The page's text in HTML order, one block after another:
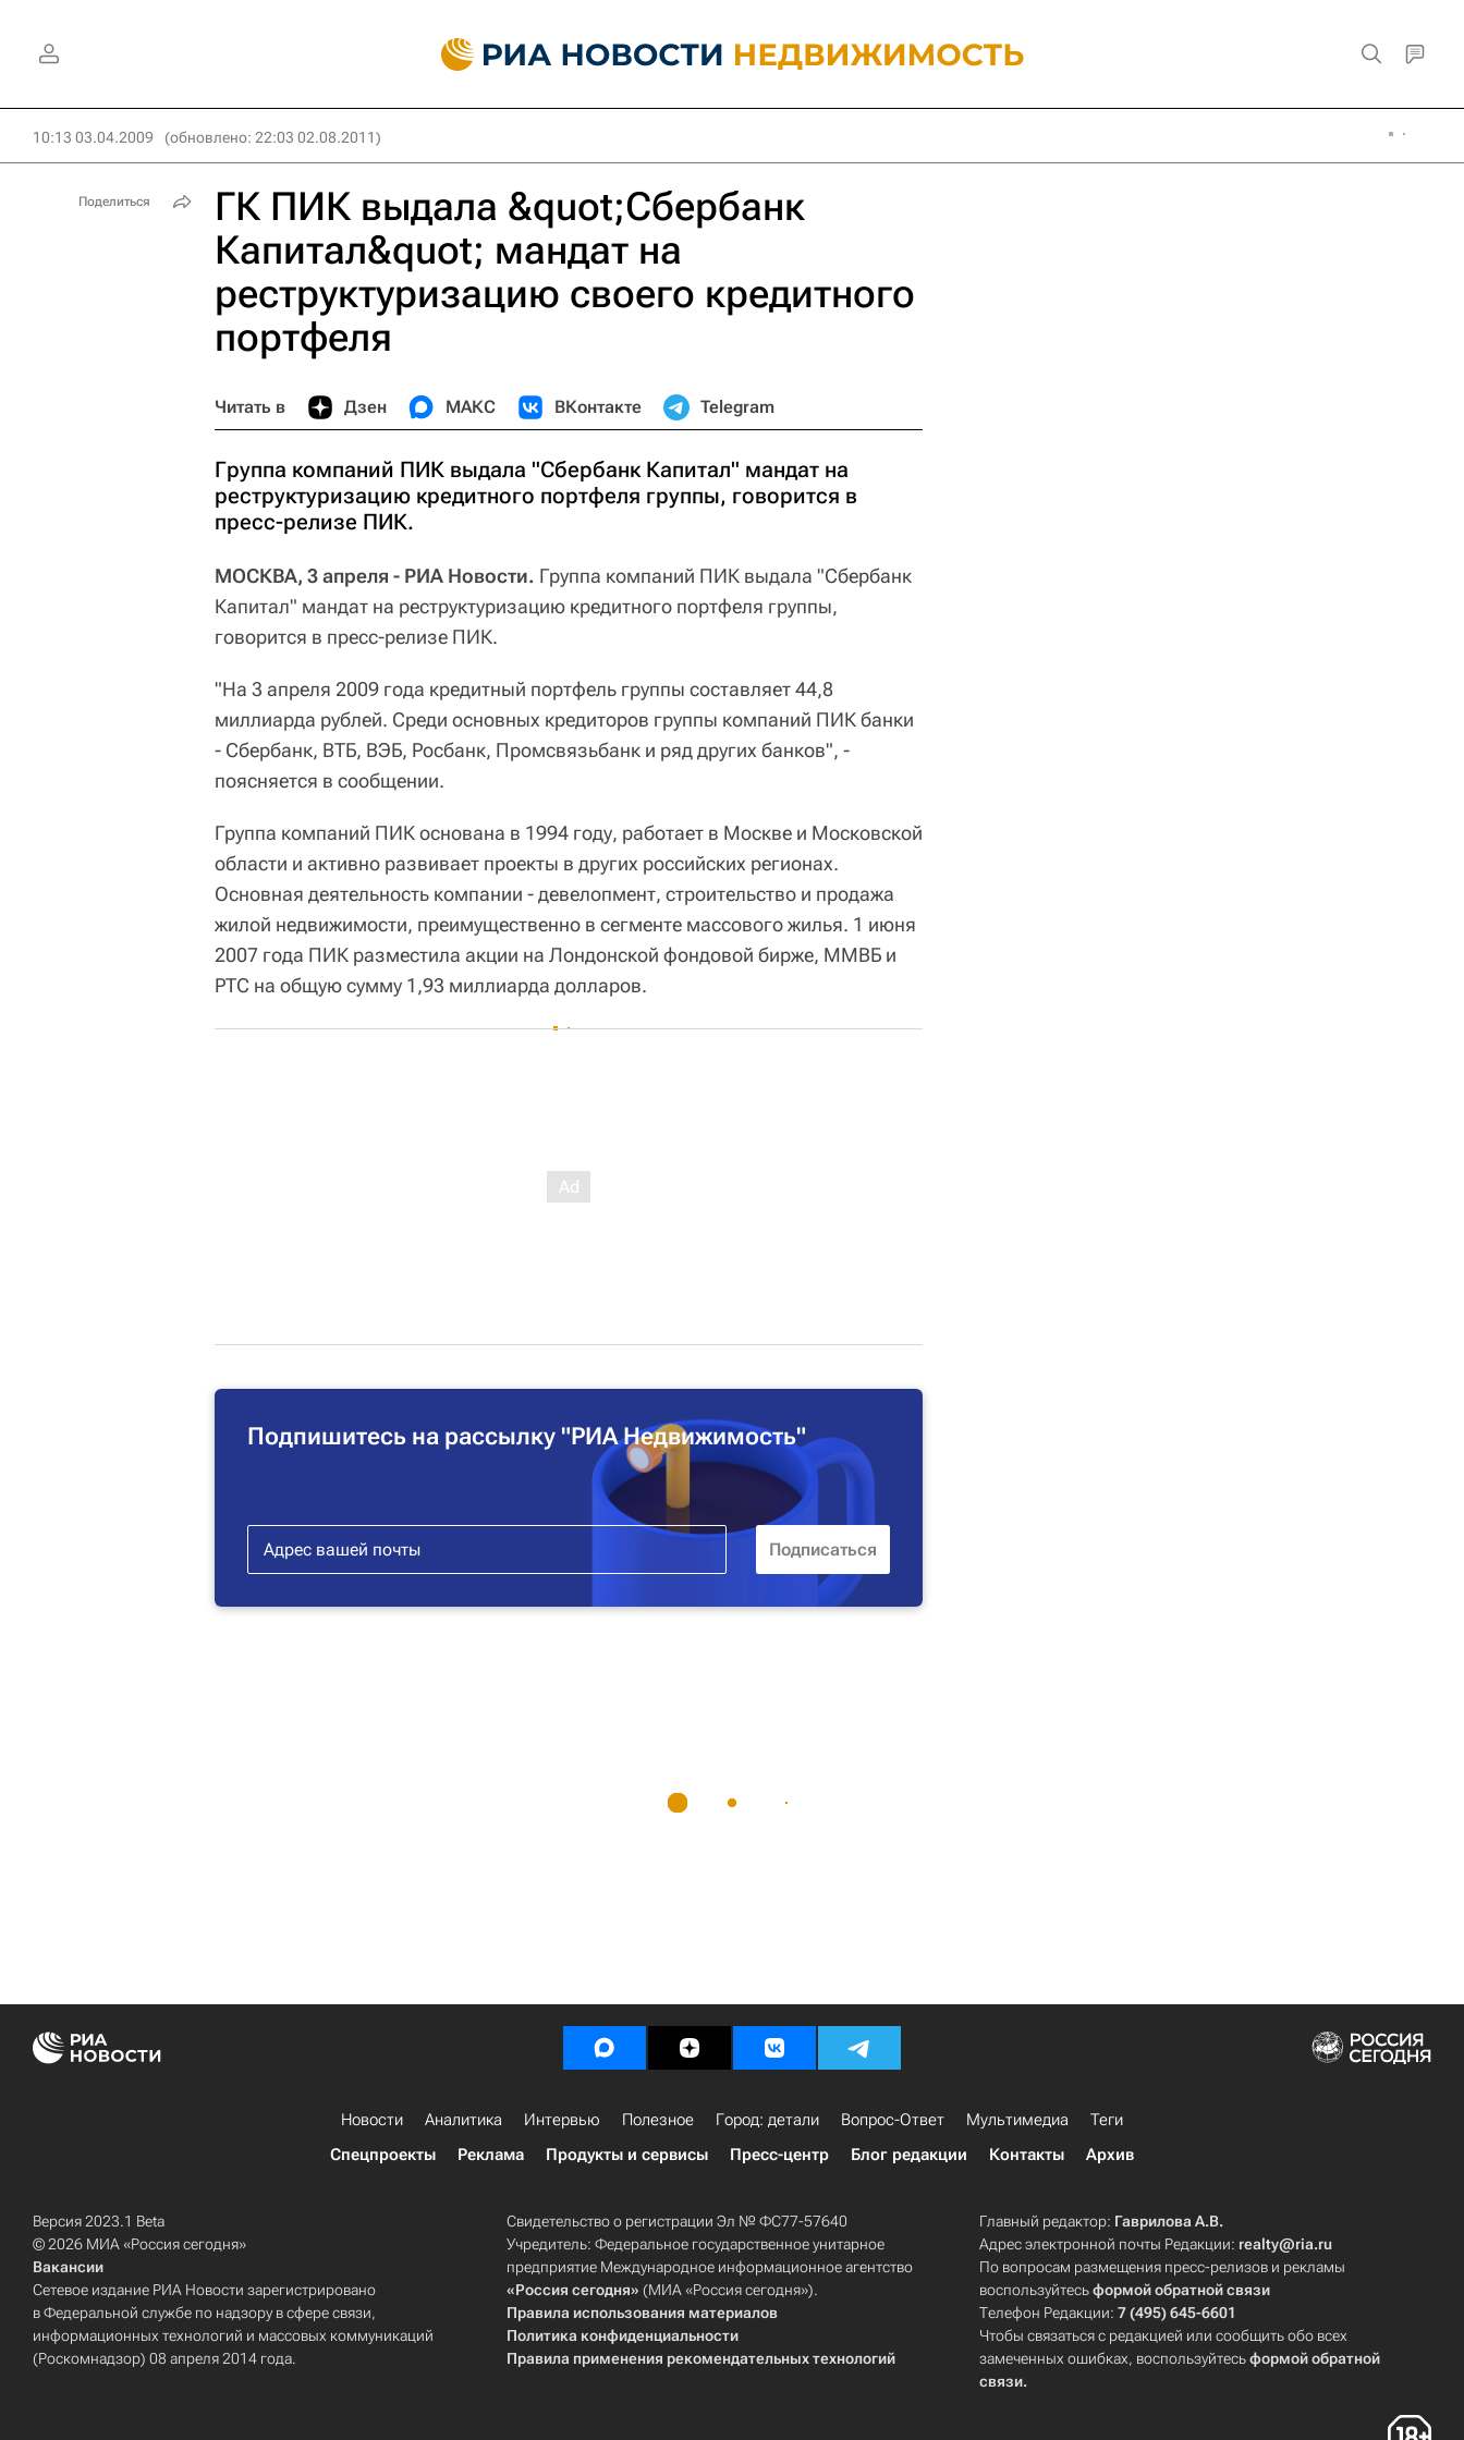
10:13 03.04.2009 (обновлено: 22:03 02.08.2011)
ГК ПИК выдала &quot;Сбербанк
Капитал&quot; мандат на
реструктуризацию своего кредитного
портфеля
Читать в Дзен МАКС ВКонтакте Telegram
Группа компаний ПИК выдала "Сбербанк Капитал" мандат на
реструктуризацию кредитного портфеля группы, говорится в
пресс-релизе ПИК.
МОСКВА, 3 апреля - РИА Новости. Группа компаний ПИК выдала "Сбербанк
Капитал" мандат на реструктуризацию кредитного портфеля группы,
говорится в пресс-релизе ПИК.
"На 3 апреля 2009 года кредитный портфель группы составляет 44,8
миллиарда рублей. Среди основных кредиторов группы компаний ПИК банки
- Сбербанк, ВТБ, ВЭБ, Росбанк, Промсвязьбанк и ряд других банков", -
поясняется в сообщении.
Группа компаний ПИК основана в 1994 году, работает в Москве и Московской
области и активно развивает проекты в других российских регионах.
Основная деятельность компании - девелопмент, строительство и продажа
жилой недвижимости, преимущественно в сегменте массового жилья. 1 июня
2007 года ПИК разместила акции на Лондонской фондовой бирже, ММВБ и
РТС на общую сумму 1,93 миллиарда долларов.
Подпишитесь на рассылку "РИА Недвижимость"
Поделиться
Новости Аналитика Интервью Полезное Город: детали Вопрос-Ответ Мультимедиа
Теги
Спецпроекты
Реклама Продукты и сервисы Пресс-центр Блог редакции Контакты Архив
Версия 2023.1 Beta
© 2026 МИА «Россия сегодня»
Вакансии
Сетевое издание РИА Новости зарегистрировано
в Федеральной службе по надзору в сфере связи,
информационных технологий и массовых коммуникаций
(Роскомнадзор) 08 апреля 2014 года.
Свидетельство о регистрации Эл № ФС77-57640
Учредитель: Федеральное государственное унитарное
предприятие Международное информационное агентство
«Россия сегодня» (МИА «Россия сегодня»).
Правила использования материалов
Политика конфиденциальности
Правила применения рекомендательных технологий
Главный редактор: Гаврилова А.В.
Адрес электронной почты Редакции: realty@ria.ru
По вопросам размещения пресс-релизов и рекламы
воспользуйтесьформой обратной связи
Телефон Редакции:7 (495) 645-6601
Чтобы связаться с редакцией или сообщить обо всех
замеченных ошибках, воспользуйтесьформой обратной
связи.